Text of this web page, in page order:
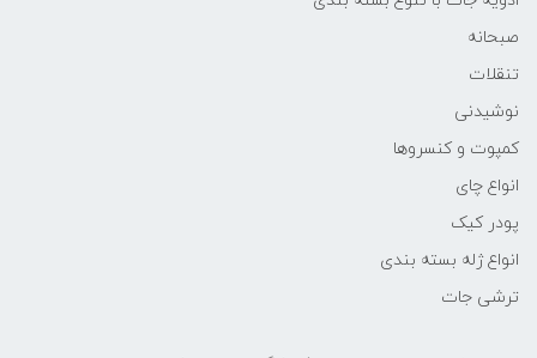
صبحانه
تنقلات
نوشیدنی
کمپوت و کنسروها
انواع چای
پودر کیک
انواع ژله بسته بندی
ترشی جات